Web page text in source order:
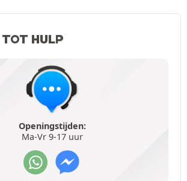
HULP
Openingstijden:
Ma-Vr 9-17 uur